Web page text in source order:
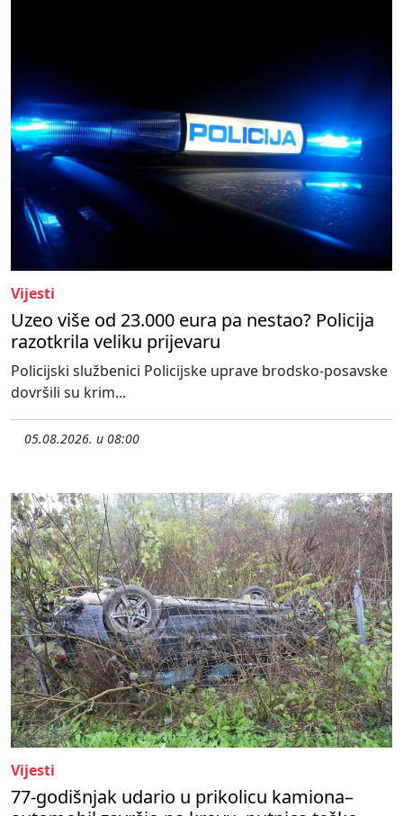
Vijesti
Uzeo više od 23.000 eura pa nestao? Policija
razotkrila veliku prijevaru
Policijski službenici Policijske uprave brodsko-posavske
dovršili su krim...
05.08.2026. u 08:00
Vijesti
77-godišnjak udario u prikolicu kamiona–